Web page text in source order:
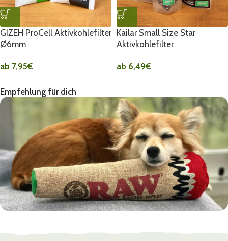
GIZEH ProCell Aktivkohlefilter
Ø6mm
ab 7,95€
Kailar Small Size Star
Aktivkohlefilter
ab 6,49€
Empfehlung für dich
RAW